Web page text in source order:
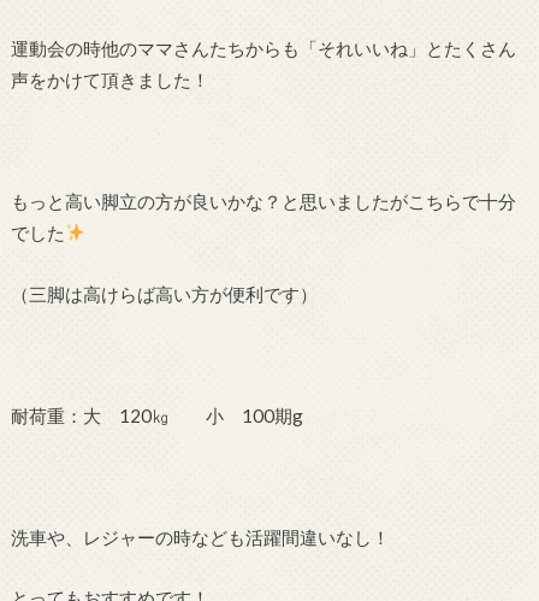
運動会の時他のママさんたちからも「それいいね」とたくさん
声をかけて頂きました！
もっと高い脚立の方が良いかな？と思いましたがこちらで十分
でした
（三脚は高けらば高い方が便利です）
耐荷重：大 120㎏ 小 100期g
洗車や、レジャーの時なども活躍間違いなし！